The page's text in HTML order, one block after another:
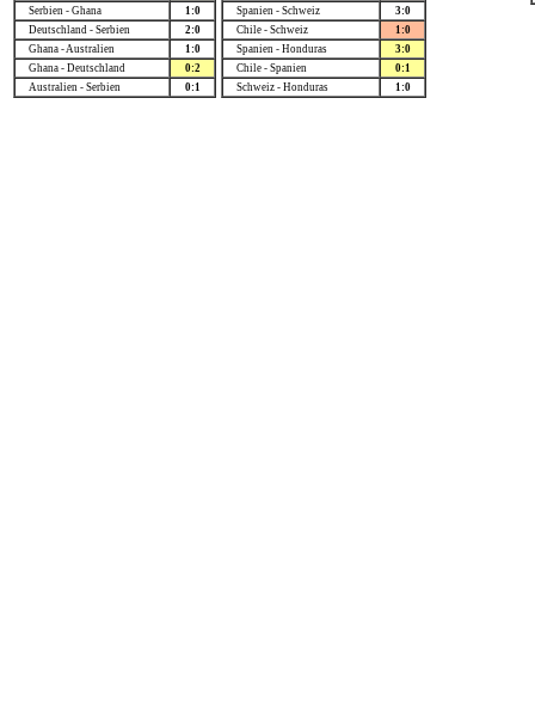
Serbien - Ghana
1:0
Deutschland - Serbien
2:0
Ghana - Australien
1:0
Ghana - Deutschland
0:2
Australien - Serbien
0:1
Spanien - Schweiz
3:0
Chile - Schweiz
1:0
Spanien - Honduras
3:0
Chile - Spanien
0:1
Schweiz - Honduras
1:0